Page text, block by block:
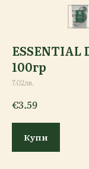
ESSENTIAL
100гр
7.02лв.
€3.59
Купи